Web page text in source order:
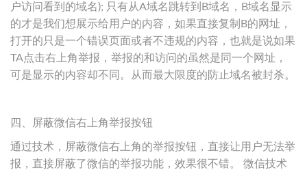
户访问看到的域名); 只有从A域名跳转到B域名，B域名显示
的才是我们想展示给用户的内容，如果直接复制B的网址，
打开的只是一个错误页面或者不违规的内容，也就是说如果
TA点击右上角举报，举报的和访问的虽然是同一个网址，
可是显示的内容却不同。从而最大限度的防止域名被封杀。
四、屏蔽微信右上角举报按钮
通过技术，屏蔽微信右上角的举报按钮，直接让用户无法举
报，直接屏蔽了微信的举报功能，效果很不错。 微信技术